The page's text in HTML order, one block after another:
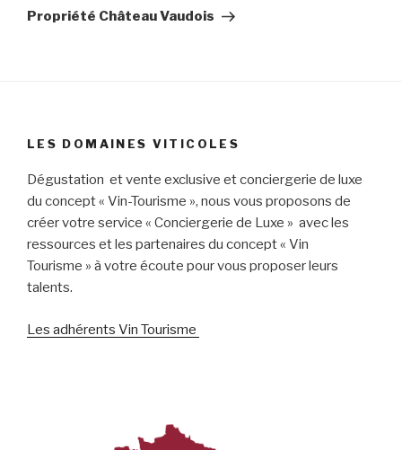
suivant
Propriété Château Vaudois
LES DOMAINES VITICOLES
Dégustation et vente exclusive et conciergerie de luxe
du concept « Vin-Tourisme », nous vous proposons de
créer votre service « Conciergerie de Luxe » avec les
ressources et les partenaires du concept « Vin
Tourisme » à votre écoute pour vous proposer leurs
talents.
Les adhérents Vin Tourisme